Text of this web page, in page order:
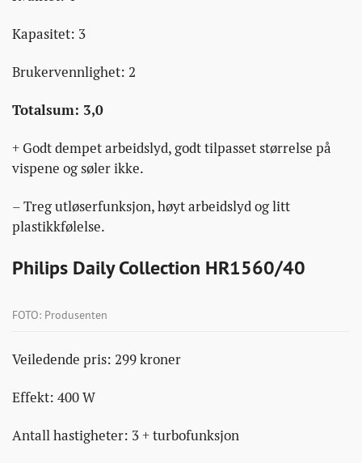
Kapasitet: 3
Brukervennlighet: 2
Totalsum: 3,0
+ Godt dempet arbeidslyd, godt tilpasset størrelse på
vispene og søler ikke.
– Treg utløserfunksjon, høyt arbeidslyd og litt
plastikkfølelse.
Philips Daily Collection HR1560/40
FOTO: Produsenten
Veiledende pris: 299 kroner
Effekt: 400 W
Antall hastigheter: 3 + turbofunksjon